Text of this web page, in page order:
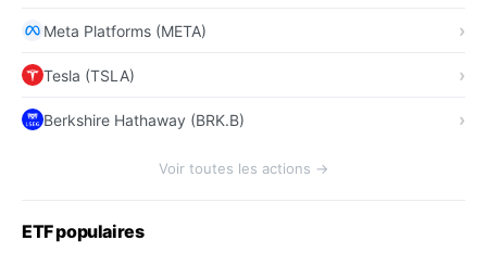
Meta Platforms (META)
Tesla (TSLA)
Berkshire Hathaway (BRK.B)
Voir toutes les actions →
ETF populaires